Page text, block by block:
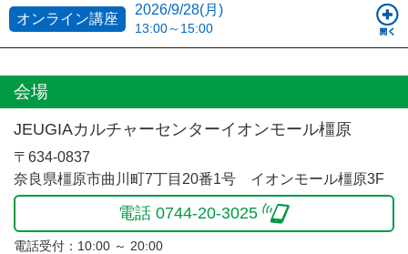
オンライン講座
2026/9/28(月)
13:00～15:00
会場
JEUGIAカルチャーセンターイオンモール橿原
〒634-0837
奈良県橿原市曲川町7丁目20番1号 イオンモール橿原3F
電話 0744-20-3025
電話受付：10:00 ～ 20:00